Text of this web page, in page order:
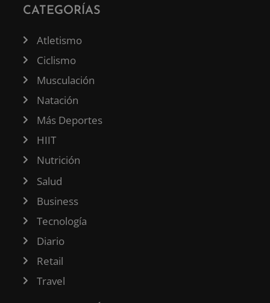
CATEGORÍAS
Atletismo
Ciclismo
Musculación
Natación
Más Deportes
HIIT
Nutrición
Salud
Business
Tecnología
Diario
Retail
Travel